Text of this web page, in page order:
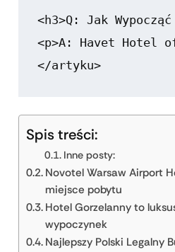
Spis treści:
Inne posty:
Novotel Warsaw Airport
miejsce pobytu
Hotel Gorzelanny to
wypoczynek
Najlepszy Polski Legalny